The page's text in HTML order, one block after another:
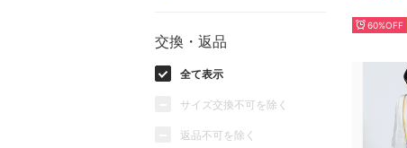
交換・返品
全て表示
サイズ交換不可を除く
返品不可を除く
60%OFF